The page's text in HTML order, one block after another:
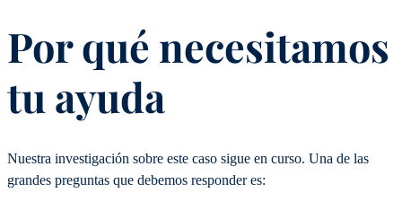
Por qué necesitamos
tu ayuda
Nuestra investigación sobre este caso sigue en curso. Una de las
grandes preguntas que debemos responder es: